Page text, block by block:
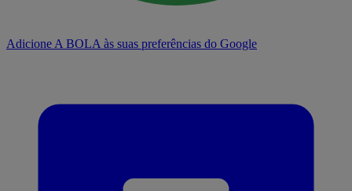
Adicione A BOLA às suas preferências do Google